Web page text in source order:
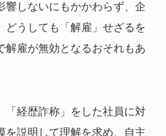
響しないにもかかわらず、企
どうしても「解雇」せざるを
解雇が無効となるおそれもあ
「経歴詐称」をした社員に対
を説明して理解を求め、自主